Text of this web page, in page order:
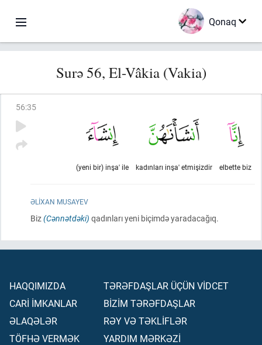
Qonaq
Surə 56, El-Vâkia (Vakia)
56:35
elbette biz
kadınları inşa' etmişizdir
(yeni bir) inşa' ile
ƏLIXAN MUSAYEV
Biz(Cənnətdəki) qadınları yeni biçimdə yaradacağıq.
HAQQIMIZDA
CARİ İMKANLAR
ƏLAQƏLƏR
TÖFHƏ VERMƏK
TƏRƏFDAŞLAR ÜÇÜN VİDCET
BİZİM TƏRƏFDAŞLAR
RƏY VƏ TƏKLİFLƏR
YARDIM MƏRKƏZİ